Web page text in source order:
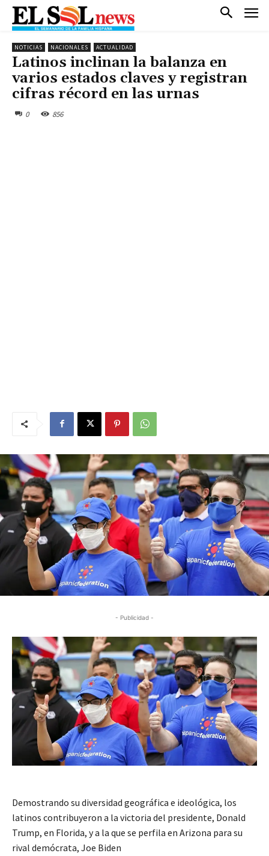
NOTICIAS NACIONALES ACTUALIDAD
Latinos inclinan la balanza en
varios estados claves y registran
cifras récord en las urnas
0 856
- Publicidad -
Demostrando su diversidad geográfica e ideológica, los
latinos contribuyeron a la victoria del presidente, Donald
Trump, en Florida, y a la que se perfila en Arizona para su
rival demócrata, Joe Biden